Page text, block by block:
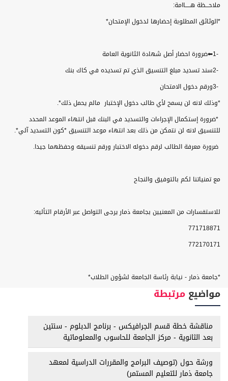
ملاحـــظة هـــــاامة:
*الوثائق المطلوبة إحضارها لدخول الإمتحان*
⬅1-ضرورة احضار أصل شهادة الثانوية العامة
2-سند تسديد مبلغ التنسيق الذي تم تسديده في كاك بنك
3-ورقم دخول الامتحان
*وذلك لانه لن يسمح لأي طالب دخول الإختبار مالم يحمل ذلك.*
*ضرورة إستكمال الإجراءات والتسديد في البنك قبل انتهاء الموعد المحدد
للتنسيق لانه لن نتمكن من ذلك بعد انتهاء موعد التنسيق *كون التسديد آلي.*
ضرورة معرفة الطالب لرقم دخوله الاختبار ورقم تنسيقه وحفظهما جيدا.
مع تمنياتنا لكم بالتوفيق والنجاح
للاستفسارات من المعنيين بجامعة ذمار يرجى التواصل عبر الأرقام التأليه:
771718871
772170171
*جامعة ذمار - نيابة رئاسة الجامعة لشؤون الطلاب*
مواضيع مرتبطة
مناقشة خطة قسم الجرافيكس - برنامج الدبلوم - سنتين
بعد الثانوية - مركز الجامعة للحاسوب والمعلوماتية
ورشة حول (توصيف البرامج والمقررات الدراسية لمعهد
جامعة ذمار للتعليم المستمر)